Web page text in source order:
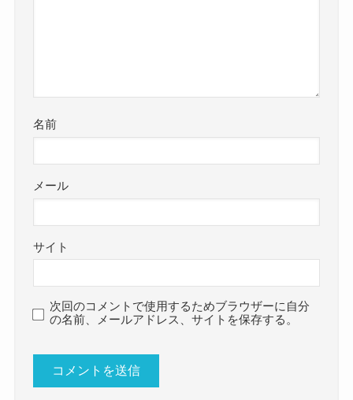
名前
メール
サイト
次回のコメントで使用するためブラウザーに自分
の名前、メールアドレス、サイトを保存する。